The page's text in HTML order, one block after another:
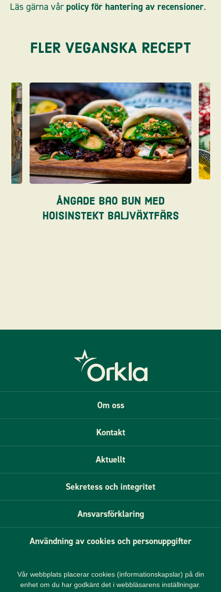
Läs gärna vår policy för hantering av recensioner.
FLER VEGANSKA RECEPT
Ångade bao bun med
hoisinstekt baljväxtfärs
Om oss
Kontakt
Aktuellt
Sekretess och integritet
Ansvarsförklaring
Användning av cookies och personuppgifter
Vår webbplats placerar cookies (informationskapslar) på din
enhet om du har godkänt det i webbläsarens inställningar.